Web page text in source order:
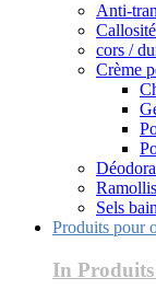
Anti-
cors /
Crème
Sels
Produits pour
In